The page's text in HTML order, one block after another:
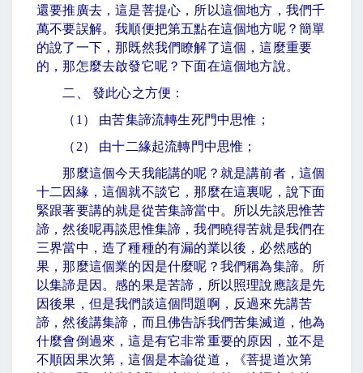
還要推廣去，這是菩提心，所以這個地方，我們千
萬不要誤解。我順便把第五點在這個地方呢？簡單
的說了一下，那既然我們瞭解了這個，這麼重要
的，那怎麼去啟發它呢？下面在這個地方說。
二、 發此心之方便：
（ 1 ） 由苦集諦流轉生死門中思惟；
（ 2） 由十二緣起流轉門中思惟；
那麼這個今天我能講的呢？就是講前者，這個
十二因緣，這個就不談它，那麼在這裏呢，說下面
緊跟著要講的就是從苦集諦當中。所以先談思惟苦
諦，然後呢再談思惟集諦，我們曉得苦就是我們在
三界當中，造了種種的有漏的業以後，必然感的
果，那麼這個業的因是什麼呢？我們稱為集諦。所
以集諦是因。感的果是苦諦，所以照理說應該是先
因後果，但是我們談這個問題啊，反過來先講苦
諦，然後講集諦，而且佛告訴我們苦集滅道，他為
什麼會倒過來，這是有它非常重要的原因，並不是
不順因果次第，這個是本論從道，《菩提道次第